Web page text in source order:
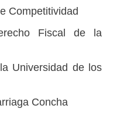
Competitividad
Fiscal de la
Universidad de los
Concha